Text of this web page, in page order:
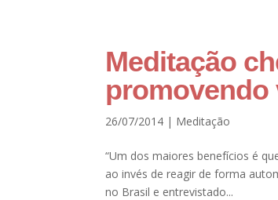
Meditação
promovendo
26/07/2014 | Meditação
“Um dos maiores benefícios é
ao invés de reagir de forma
no Brasil e entrevistado...